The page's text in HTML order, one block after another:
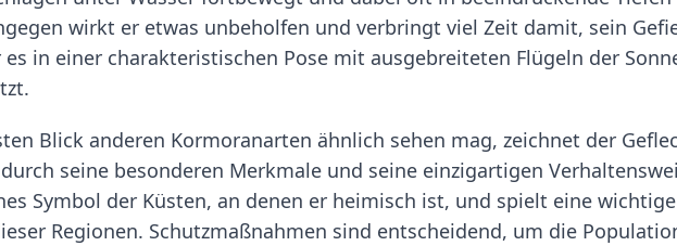
wirkt er etwas unbeholfen und verbringt viel Zeit damit, sein
in einer charakteristischen Pose mit ausgebreiteten Flügeln der
Blick anderen Kormoranarten ähnlich sehen mag, zeichnet der
seine besonderen Merkmale und seine einzigartigen
Symbol der Küsten, an denen er heimisch ist, und spielt eine wichtige
Regionen. Schutzmaßnahmen sind entscheidend, um die